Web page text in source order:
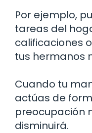
Por ejemplo,
tareas del
calificaciones
tus hermanos
Cuando tu
actúas de
preocupación
disminuirá.